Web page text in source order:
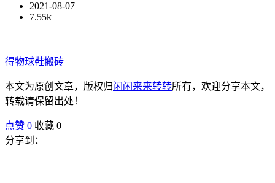
2021-08-07
7.55k
得物球鞋搬砖
本文为原创文章，版权归闲闲来来转转所有，欢迎分享本文，
转载请保留出处！
点赞 0 收藏 0
分享到：